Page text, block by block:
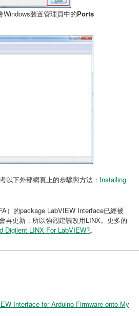
Windows裝置管理員中的Ports
以下外部網頁上的步驟與方法： Installing
）的package LabVIEW Interface已經被
再更新，所以強烈建議改用LINX。更多的
Digilent LINX For LabVIEW?。
Interface for Arduino Firmware onto My